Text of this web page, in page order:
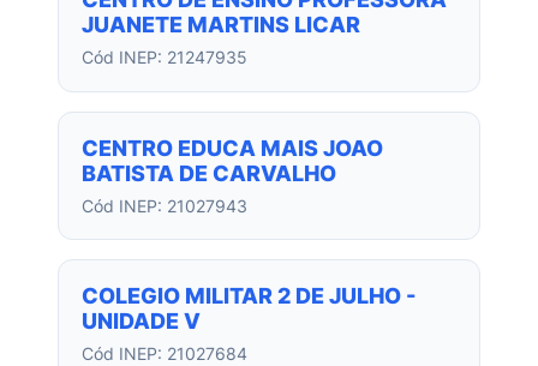
JUANETE MARTINS LICAR
Cód INEP: 21247935
CENTRO EDUCA MAIS JOAO
BATISTA DE CARVALHO
Cód INEP: 21027943
COLEGIO MILITAR 2 DE JULHO -
UNIDADE V
Cód INEP: 21027684